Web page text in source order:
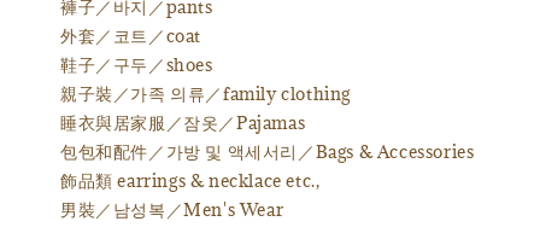
褲子／바지／pants
外套／코트／coat
鞋子／구두／shoes
親子裝／가족 의류／family clothing
睡衣與居家服／잠옷／Pajamas
包包和配件／가방 및 액세서리／Bags & Accessories
飾品類 earrings & necklace etc.,
男裝／남성복／Men's Wear